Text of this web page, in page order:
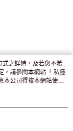
之詳情，及若您不希
，請參閱本網站「 私隱
本公司得按本網站使用